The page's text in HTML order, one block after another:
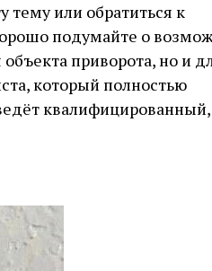
тему или обратиться к
подумайте о
приворота, но и
который полностью
квалифицированный,